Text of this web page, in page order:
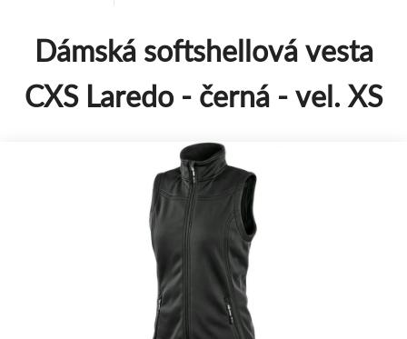
Dámská softshellová vesta
CXS Laredo - černá - vel. XS